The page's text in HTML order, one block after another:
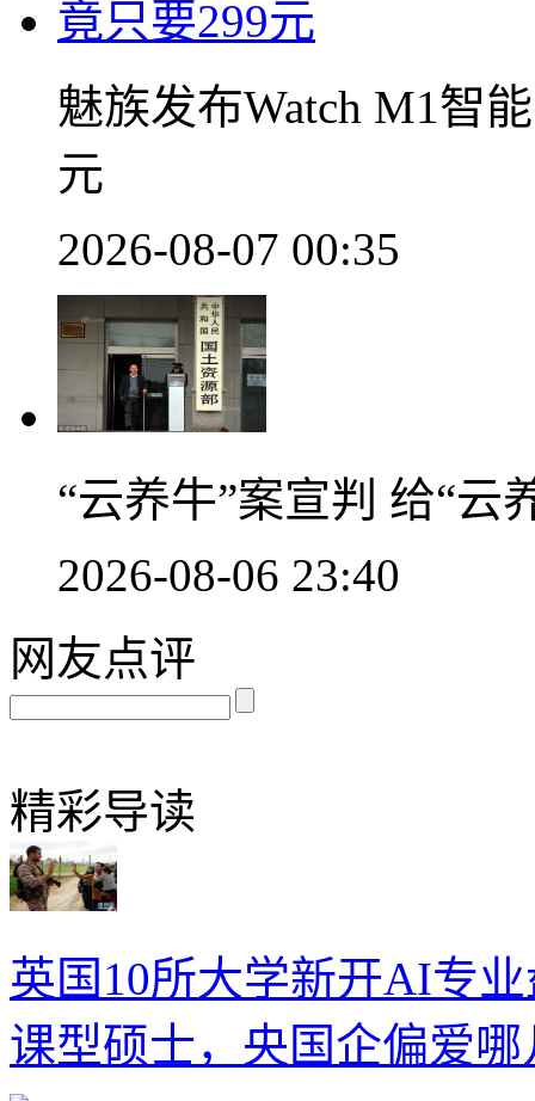
魅族发布Watch M1智
元
2026-08-07 00:35
“云养牛”案宣判 给“云
2026-08-06 23:40
网友点评
精彩导读
英国10所大学新开AI专
课型硕士，央国企偏爱